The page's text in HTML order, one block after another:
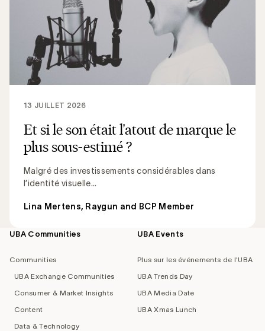
Et si le son était l'atout de marque le
plus sous-estimé ?
Malgré des investissements considérables dans
l’identité visuelle...
13 JUILLET 2026
Lina Mertens, Raygun and BCP Member
Footer
UBA Communities
Communities
UBA Exchange Communities
Consumer & Market Insights
Content
Data & Technology
UBA Events
Plus sur les événements de l'UBA
UBA Trends Day
UBA Media Date
UBA Xmas Lunch